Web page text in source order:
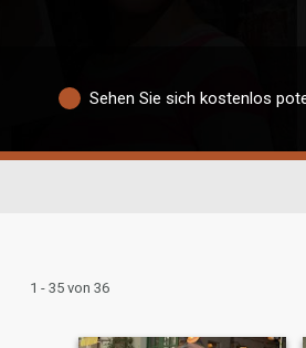
Sehen Sie sich kostenlos
1 - 35 von 36